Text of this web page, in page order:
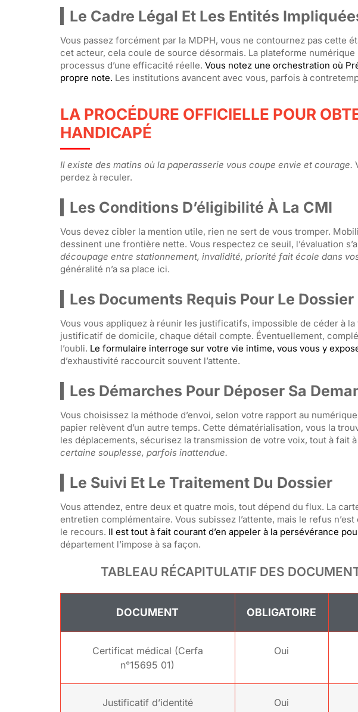
Le Cadre Légal Et Les Entités
Vous passez forcément par la MDPH, vous ne contournez pas cette
cet acteur, cela coule de source désormais. La plateforme
processus d’une efficacité réelle. Vous notez une orchestration où
propre note. Les institutions avancent avec vous, parfois à
LA PROCÉDURE OFFICIELLE POUR
HANDICAPÉ
Il existe des matins où la paperasserie vous coupe envie et courage.
perdez à reculer.
Les Conditions D’éligibilité À La CMI
Vous devez cibler la mention utile, rien ne sert de vous tromper.
dessinent une frontière nette. Vous respectez ce seuil, l’évaluation
découpage entre stationnement, invalidité, priorité fait école dans
généralité n’a sa place ici.
Les Documents Requis Pour Le Dossier
Vous vous appliquez à réunir les justificatifs, impossible de céder à
justificatif de domicile, chaque détail compte. Éventuellement,
l’oubli. Le formulaire interroge sur votre vie intime, vous vous y
d’exhaustivité raccourcit souvent l’attente.
Les Démarches Pour Déposer Sa
Vous choisissez la méthode d’envoi, selon votre rapport au
papier relèvent d’un autre temps. Cette dématérialisation, vous la
les déplacements, sécurisez la transmission de votre voix, tout à fait
certaine souplesse, parfois inattendue.
Le Suivi Et Le Traitement Du Dossier
Vous attendez, entre deux et quatre mois, tout dépend du flux. La
entretien complémentaire. Vous subissez l’attente, mais le refus
le recours. Il est tout à fait courant d’en appeler à la persévérance
département l’impose à sa façon.
TABLEAU RÉCAPITULATIF DES
DOCUMENT OBLIGATOIRE
Certificat médical (Cerfa
n°15695 01)
Oui
Justificatif d’identité Oui